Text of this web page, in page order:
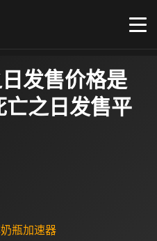
发售价格是
亡之日发售平
瓶加速器